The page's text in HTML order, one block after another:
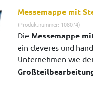
Messemappe mit
(Produktnummer: 108074)
Die Messemappe
ein cleveres und
Unternehmen wie